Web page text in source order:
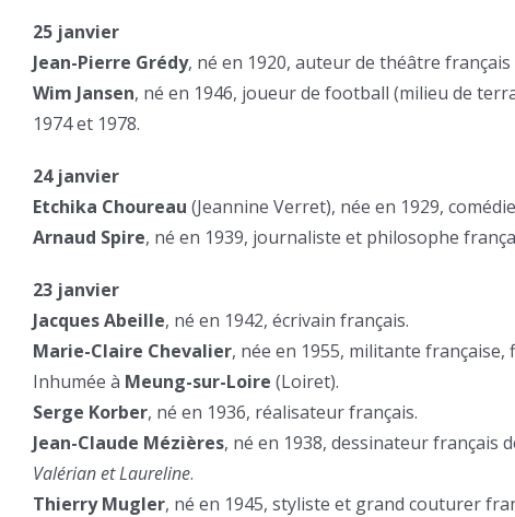
25 janvier
Jean-Pierre Grédy, né en 1920, auteur de théâtre français
Wim Jansen, né en 1946, joueur de football (milieu de
1974 et 1978.
24 janvier
Etchika Choureau (Jeannine Verret), née en 1929,
Arnaud Spire, né en 1939, journaliste et philosophe
23 janvier
Jacques Abeille, né en 1942, écrivain français.
Marie-Claire Chevalier, née en 1955, militante
Inhumée à Meung-sur-Loire (Loiret).
Serge Korber, né en 1936, réalisateur français.
Jean-Claude Mézières, né en 1938, dessinateur français
Valérian et Laureline.
Thierry Mugler, né en 1945, styliste et grand couturer